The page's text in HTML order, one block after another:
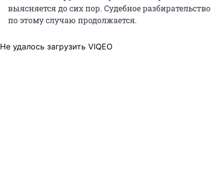
выясняется до сих пор. Судебное разбирательство
по этому случаю продолжается.
Не удалось загрузить VIQEO